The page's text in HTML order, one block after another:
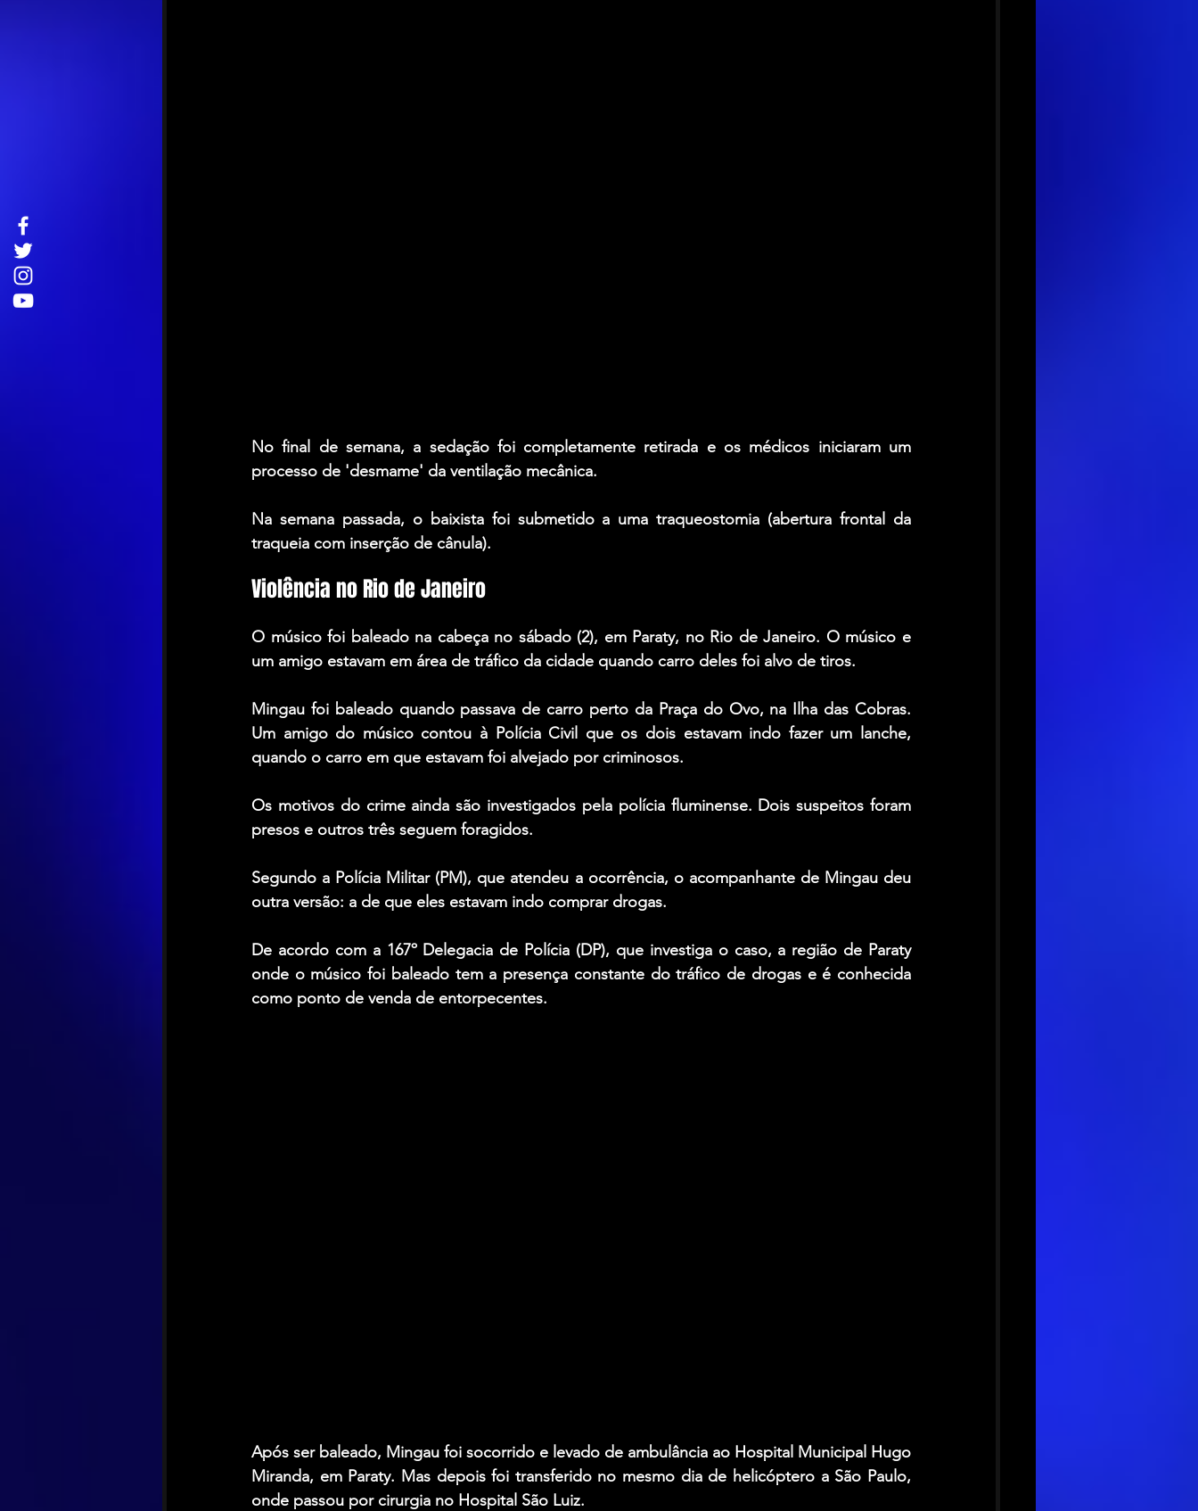
No final de semana, a sedação foi completamente retirada e os médicos iniciaram um
processo de 'desmame' da ventilação mecânica.
Na semana passada, o baixista foi submetido a uma traqueostomia (abertura frontal da
traqueia com inserção de cânula).
Violência no Rio de Janeiro
O músico foi baleado na cabeça no sábado (2), em Paraty, no Rio de Janeiro. O músico e
um amigo estavam em área de tráfico da cidade quando carro deles foi alvo de tiros.
Mingau foi baleado quando passava de carro perto da Praça do Ovo, na Ilha das Cobras.
Um amigo do músico contou à Polícia Civil que os dois estavam indo fazer um lanche,
quando o carro em que estavam foi alvejado por criminosos.
Os motivos do crime ainda são investigados pela polícia fluminense. Dois suspeitos foram
presos e outros três seguem foragidos.
Segundo a Polícia Militar (PM), que atendeu a ocorrência, o acompanhante de Mingau deu
outra versão: a de que eles estavam indo comprar drogas.
De acordo com a 167º Delegacia de Polícia (DP), que investiga o caso, a região de Paraty
onde o músico foi baleado tem a presença constante do tráfico de drogas e é conhecida
como ponto de venda de entorpecentes.
Após ser baleado, Mingau foi socorrido e levado de ambulância ao Hospital Municipal Hugo
Miranda, em Paraty. Mas depois foi transferido no mesmo dia de helicóptero a São Paulo,
onde passou por cirurgia no Hospital São Luiz.